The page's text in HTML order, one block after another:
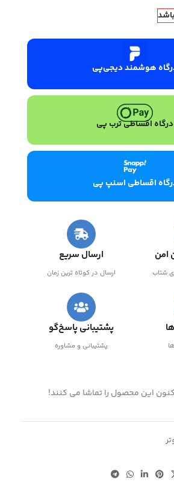
هوشمند دیجی‌پی
درگاه اقساطی ترب پی
اقساطی اسنپ پی
امن
شتاب
ارسال سریع
ارسال در کوتاه ترین زمان
پشتیبانی پاسخ‌گو
پشتیبانی و مشاوره
این محصول را تماشا می کنند!